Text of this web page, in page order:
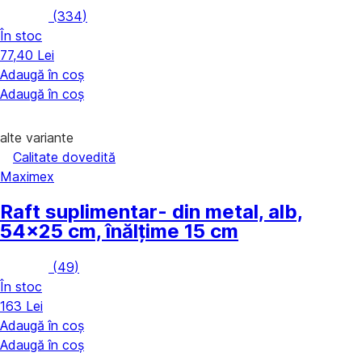
(334)
În stoc
77,40 Lei
Adaugă în coș
Adaugă în coș
alte variante
Calitate dovedită
Maximex
Raft suplimentar- din metal, alb,
54x25 cm, înălțime 15 cm
(49)
În stoc
163 Lei
Adaugă în coș
Adaugă în coș